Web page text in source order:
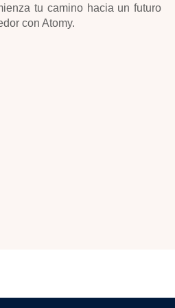
tu camino hacia un futuro
con Atomy.